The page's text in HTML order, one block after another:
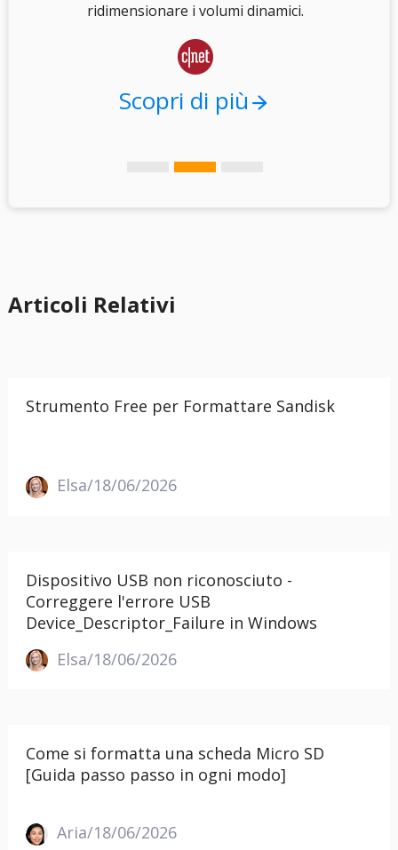
ridimensionare i volumi dinamici.

Scopri di più
Articoli Relativi
Strumento Free per Formattare Sandisk
Elsa/18/06/2026
Dispositivo USB non riconosciuto -
Correggere l'errore USB
Device_Descriptor_Failure in Windows
Elsa/18/06/2026
Come si formatta una scheda Micro SD
[Guida passo passo in ogni modo]
Aria/18/06/2026